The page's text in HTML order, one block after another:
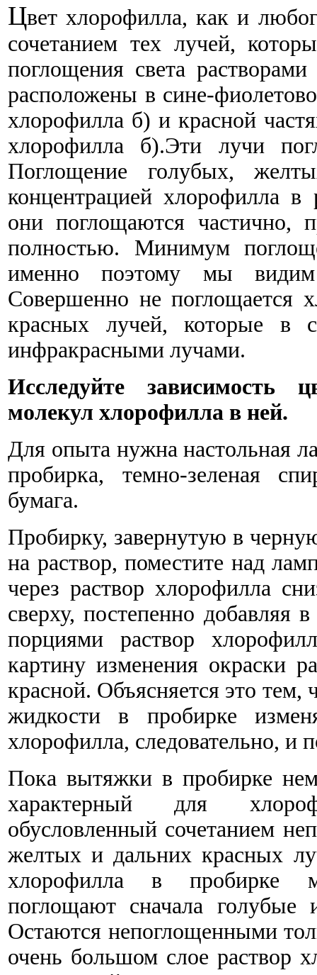
Цвет хлорофилла, как и
сочетанием тех лучей,
поглощения света
расположены в сине-
хлорофилла б) и красной
хлорофилла б).Эти лучи
Поглощение голубых,
концентрацией хлорофилла в
они поглощаются частично,
полностью. Минимум
именно поэтому мы
Совершенно не поглощается
красных лучей, которые в
инфракрасными лучами.
Исследуйте зависимость
молекул хлорофилла в ней.
Для опыта нужна настольная
пробирка, темно-зеленая
бумага.
Пробирку, завернутую в
на раствор, поместите над
через раствор хлорофилла
сверху, постепенно
порциями раствор
картину изменения окраски
красной. Объясняется это тем,
жидкости в пробирке
хлорофилла, следовательно, и
Пока вытяжки в пробирке
характерный для
обусловленный сочетанием
желтых и дальних красных
хлорофилла в пробирке
поглощают сначала
Остаются непоглощенными
очень большом слое раствор